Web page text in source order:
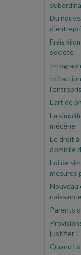
Du
Frais
société
L'art de
La
mécène
Le droit
domicile
Loi de
mesures
Nouveau
Parents
justifier !
Quand